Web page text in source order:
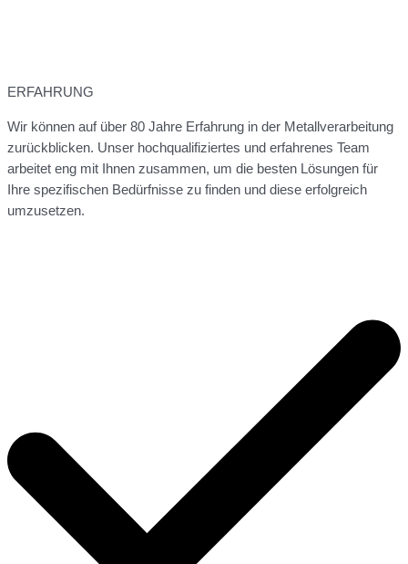
ERFAHRUNG
Wir können auf über 80 Jahre Erfahrung in der Metallverarbeitung
zurückblicken. Unser hochqualifiziertes und erfahrenes Team
arbeitet eng mit Ihnen zusammen, um die besten Lösungen für
Ihre spezifischen Bedürfnisse zu finden und diese erfolgreich
umzusetzen.